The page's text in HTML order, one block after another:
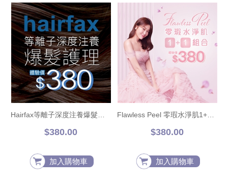
$380.00
加入購物車
$380.00
加入購物車